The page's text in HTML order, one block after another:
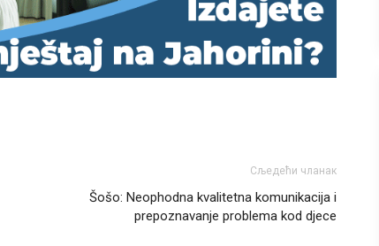
Сљедећи чланак
Šošo: Neophodna kvalitetna komunikacija i
prepoznavanje problema kod djece